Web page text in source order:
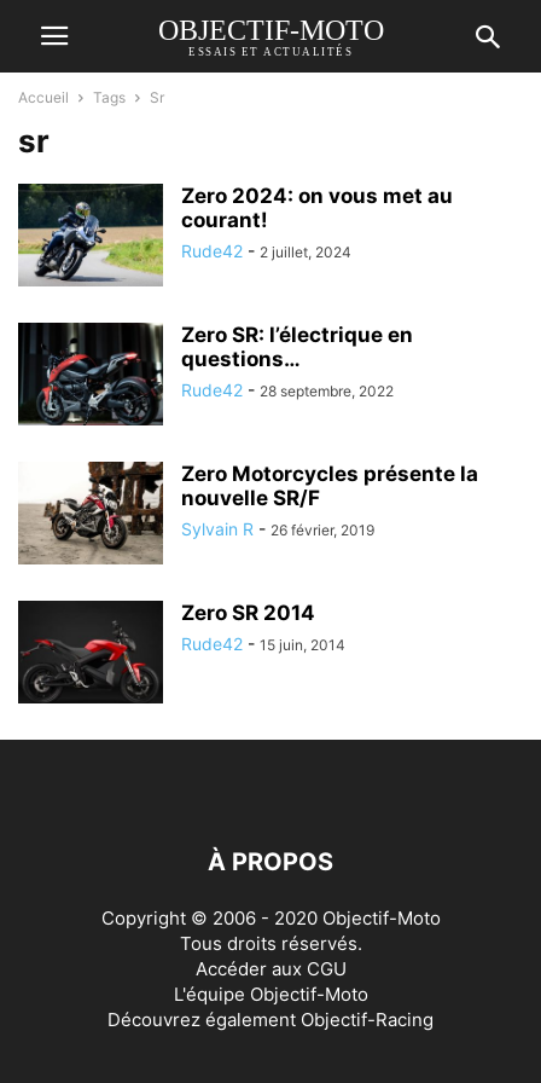
OBJECTIF-MOTO
ESSAIS ET ACTUALITÉS
Accueil Tags Sr
sr
Zero 2024: on vous met au
courant!
Rude42 - 2 juillet, 2024
Zero SR: l’électrique en
questions…
Rude42 - 28 septembre, 2022
Zero Motorcycles présente la
nouvelle SR/F
Sylvain R - 26 février, 2019
Zero SR 2014
Rude42 - 15 juin, 2014
À PROPOS
Copyright © 2006 - 2020 Objectif-Moto
Tous droits réservés.
Accéder aux CGU
L'équipe Objectif-Moto
Découvrez également Objectif-Racing